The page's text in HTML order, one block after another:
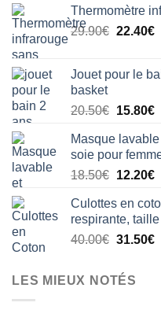
Thermomètre
29.90€ Le
était :
22.40€Le
Jouet pour le
basket
20.50€ Le
initial
était :
20.50€.
15.80€Le
Masque
soie pour
18.50€ Le
initial
était :
18.50€.
12.20€Le
Culottes en
respirante,
40.00€ Le
initial
était :
31.50€Le
LES MIEUX NOTÉS